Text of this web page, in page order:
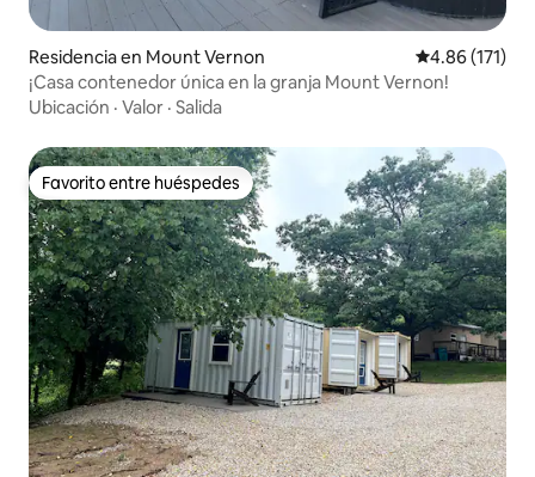
Residencia en Mount Vernon Calificación
4.86 (171)
¡Casa contenedor única en la granja Mount Vernon!
Ubicación · Valor · Salida
Favorito entre huéspedes
Favorito entre huéspedes